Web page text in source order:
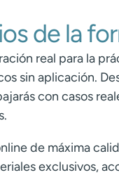
de la
real para la
sin aplicación.
con casos
de máxima
exclusivos,